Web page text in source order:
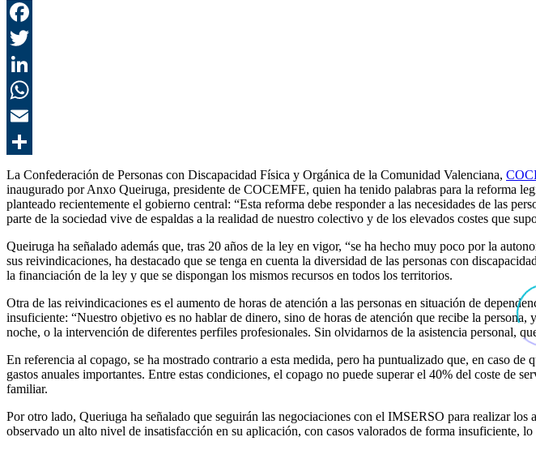
La Confederación de Personas con Discapacidad Física y Orgánica de la Comunidad Valenciana,
inaugurado por Anxo Queiruga, presidente de COCEMFE, quien ha tenido palabras para la reforma
planteado recientemente el gobierno central: “Esta reforma debe responder a las necesidades de las
parte de la sociedad vive de espaldas a la realidad de nuestro colectivo y de los elevados costes que
Queiruga ha señalado además que, tras 20 años de la ley en vigor, “se ha hecho muy poco por la
sus reivindicaciones, ha destacado que se tenga en cuenta la diversidad de las personas con
la financiación de la ley y que se dispongan los mismos recursos en todos los territorios.
Otra de las reivindicaciones es el aumento de horas de atención a las personas en situación de
insuficiente: “Nuestro objetivo es no hablar de dinero, sino de horas de atención que recibe la
noche, o la intervención de diferentes perfiles profesionales. Sin olvidarnos de la asistencia personal,
En referencia al copago, se ha mostrado contrario a esta medida, pero ha puntualizado que, en caso
gastos anuales importantes. Entre estas condiciones, el copago no puede superar el 40% del coste de
familiar.
Por otro lado, Queriuga ha señalado que seguirán las negociaciones con el IMSERSO para realizar
observado un alto nivel de insatisfacción en su aplicación, con casos valorados de forma insuficiente,